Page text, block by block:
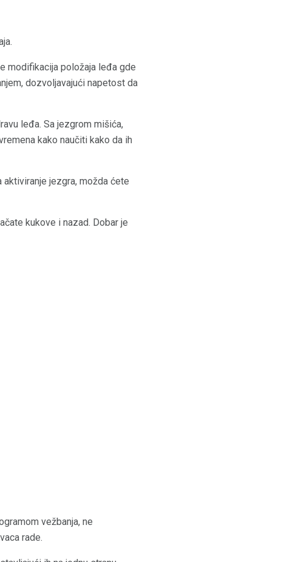
modifikacija položaja leđa gde
dozvoljavajući napetost da
leđa. Sa jezgrom mišića,
kako naučiti kako da ih
jezgra, možda ćete
kukove i nazad. Dobar je
vežbanja, ne
rade.